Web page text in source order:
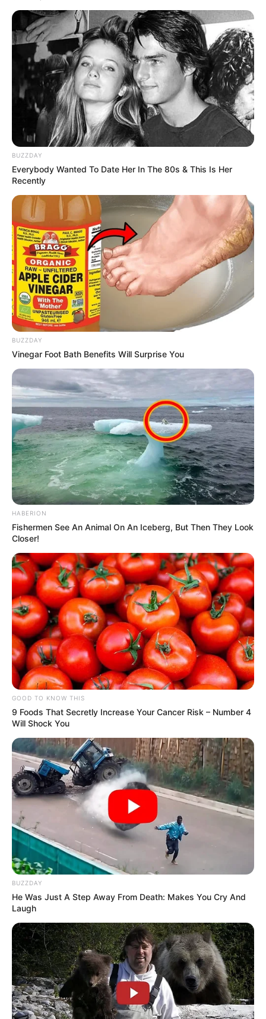
TAGS
ΒΑΣΙΛΙΚΑ
ΒΙΝΤΕΟ ΚΥΜΗ ΝΕΑ ΣΕΙΣΜΟΣ
ΤΑΥΤΟΤΗΤΑ ΚΑΙ ΕΠΙΚΟΙΝΩΝΙΑ ΟΡΟΙ ΧΡΗΣΗΣ
BUZZDAY
Everybody Wanted To Date Her In The 80s & This Is Her
Recently
BUZZDAY
Vinegar Foot Bath Benefits Will Surprise You
HABERION
Fishermen See An Animal On An Iceberg, But Then They Look
Closer!
GOOD TO KNOW THIS
9 Foods That Secretly Increase Your Cancer Risk – Number 4
Will Shock You
BUZZDAY
He Was Just A Step Away From Death: Makes You Cry And
Laugh